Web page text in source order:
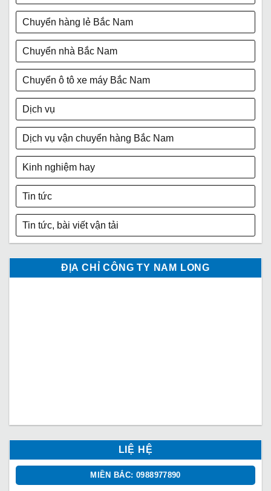
Chuyển hàng lẻ Bắc Nam
Chuyển nhà Bắc Nam
Chuyển ô tô xe máy Bắc Nam
Dịch vụ
Dịch vụ vận chuyển hàng Bắc Nam
Kinh nghiệm hay
Tin tức
Tin tức, bài viết vận tải
ĐỊA CHỈ CÔNG TY NAM LONG
LIỆ HỆ
MIỀN BẮC: 0988977890